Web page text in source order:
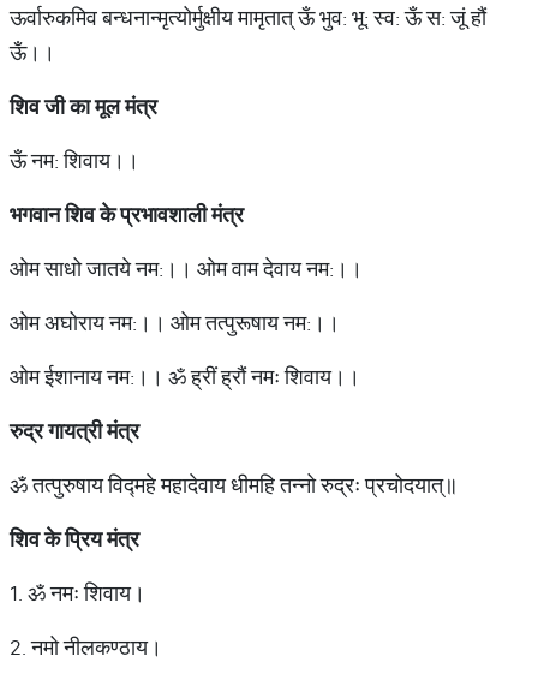
ऊर्वारुकमिव बन्धनान्मृत्योर्मुक्षीय मामृतात् ऊँ भुव: भू: स्व: ऊँ स: जूं हौं
ऊँ।।
शिव जी का मूल मंत्र
ऊँ नम: शिवाय।।
भगवान शिव के प्रभावशाली मंत्र
ओम साधो जातये नम:।। ओम वाम देवाय नम:।।
ओम अघोराय नम:।। ओम तत्पुरूषाय नम:।।
ओम ईशानाय नम:।। ॐ ह्रीं ह्रौं नमः शिवाय।।
रुद्र गायत्री मंत्र
ॐ तत्पुरुषाय विद्महे महादेवाय धीमहि तन्नो रुद्रः प्रचोदयात्॥
शिव के प्रिय मंत्र
1. ॐ नमः शिवाय।
2. नमो नीलकण्ठाय।